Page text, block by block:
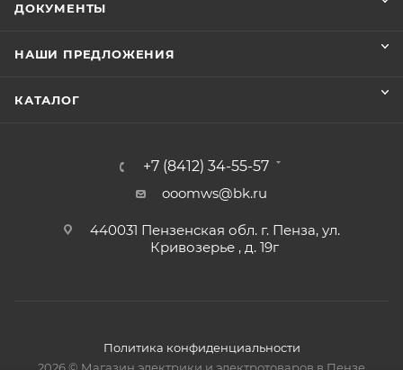
ДОКУМЕНТЫ
НАШИ ПРЕДЛОЖЕНИЯ
КАТАЛОГ
+7 (8412) 34-55-57
ooomws@bk.ru
440031 Пензенская обл. г. Пенза, ул.
Кривозерье , д. 19г
Политика конфиденциальности